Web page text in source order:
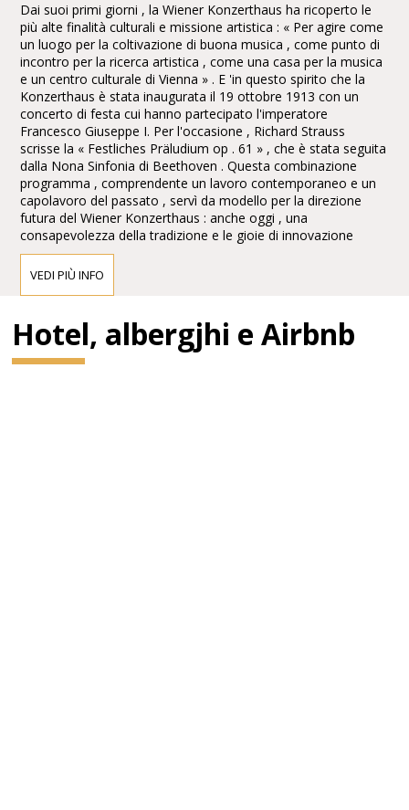
Dai suoi primi giorni , la Wiener Konzerthaus ha ricoperto le
più alte finalità culturali e missione artistica : « Per agire come
un luogo per la coltivazione di buona musica , come punto di
incontro per la ricerca artistica , come una casa per la musica
e un centro culturale di Vienna » . E 'in questo spirito che la
Konzerthaus è stata inaugurata il 19 ottobre 1913 con un
concerto di festa cui hanno partecipato l'imperatore
Francesco Giuseppe I. Per l'occasione , Richard Strauss
scrisse la « Festliches Präludium op . 61 » , che è stata seguita
dalla Nona Sinfonia di Beethoven . Questa combinazione
programma , comprendente un lavoro contemporaneo e un
capolavoro del passato , servì da modello per la direzione
futura del Wiener Konzerthaus : anche oggi , una
consapevolezza della tradizione e le gioie di innovazione
costituiscono i principali pilastri dell'identità artistica del
Konzerthaus.
L'ACCESSO AL WIENER
KONZERTHAUS
Trasporto pubblico:
VEDI PIÙ INFO
Hotel, albergjhi e Airbnb